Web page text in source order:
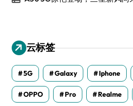
云标签
5G Galaxy Iphone
OPPO Pro Realme